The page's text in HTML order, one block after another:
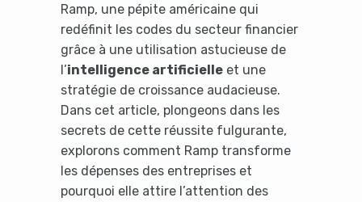
Ramp, une pépite américaine qui
redéfinit les codes du secteur financier
grâce à une utilisation astucieuse de
l’intelligence artificielleet une
stratégie de croissance audacieuse.
Dans cet article, plongeons dans les
secrets de cette réussite fulgurante,
explorons comment Ramp transforme
les dépenses des entreprises et
pourquoi elle attire l’attention des